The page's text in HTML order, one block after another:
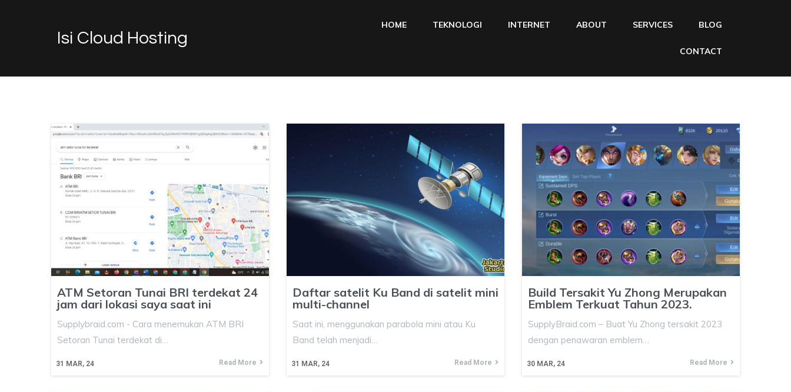
Isi Cloud Hosting
HOME TEKNOLOGI INTERNET ABOUT SERVICES BLOG
CONTACT
ATM Setoran Tunai BRI terdekat 24
jam dari lokasi saya saat ini
31 MAR, 24
Supplybraid.com - Cara menemukan ATM BRI
Setoran Tunai terdekat di…
Read More
Daftar satelit Ku Band di satelit mini
multi-channel
31 MAR, 24
Saat ini, menggunakan parabola mini atau Ku
Band telah menjadi…
Read More
Build Tersakit Yu Zhong Merupakan
Emblem Terkuat Tahun 2023.
30 MAR, 24
SupplyBraid.com – Buat Yu Zhong tersakit 2023
dengan penawaran emblem…
Read More